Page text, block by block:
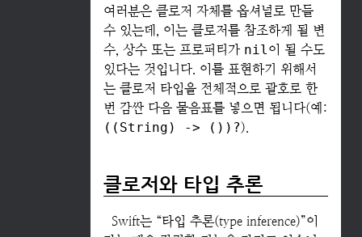
여러분은 클로저 자체를 옵셔널로 만들
수 있는데, 이는 클로저를 참조하게 될 변
수, 상수 또는 프로퍼티가 nil 이 될 수도
있다는 것입니다. 이를 표현하기 위해서
는 클로저 타입을 전체적으로 괄호로 한
번 감싼 다음 물음표를 넣으면 됩니다(예:
((String) -> ())?).
클로저와 타입 추론
Swift는 “타입 추론(type inference)”이